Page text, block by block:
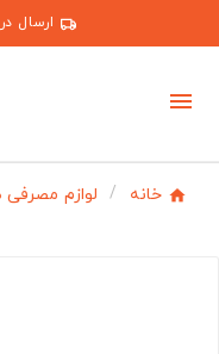
ارسال
خانه لوازم